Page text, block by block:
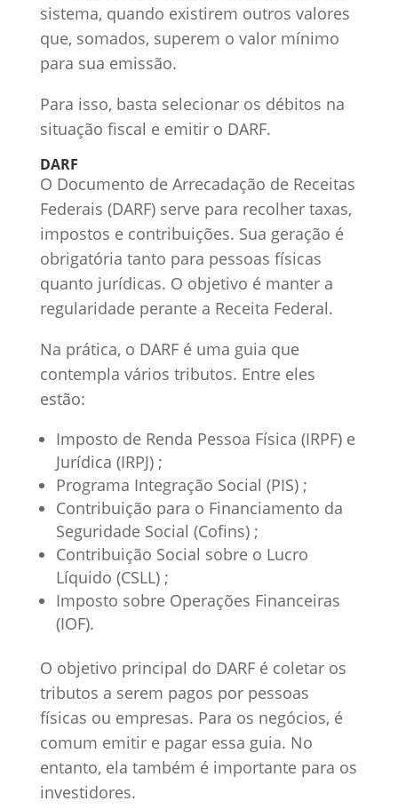
sistema, quando existirem outros valores
que, somados, superem o valor mínimo
para sua emissão.
Para isso, basta selecionar os débitos na
situação fiscal e emitir o DARF.
DARF
O Documento de Arrecadação de Receitas
Federais (DARF) serve para recolher taxas,
impostos e contribuições. Sua geração é
obrigatória tanto para pessoas físicas
quanto jurídicas. O objetivo é manter a
regularidade perante a Receita Federal.
Na prática, o DARF é uma guia que
contempla vários tributos. Entre eles
estão:
Imposto de Renda Pessoa Física (IRPF) e
Jurídica (IRPJ) ;
Programa Integração Social (PIS) ;
Contribuição para o Financiamento da
Seguridade Social (Cofins) ;
Contribuição Social sobre o Lucro
Líquido (CSLL) ;
Imposto sobre Operações Financeiras
(IOF).
O objetivo principal do DARF é coletar os
tributos a serem pagos por pessoas
físicas ou empresas. Para os negócios, é
comum emitir e pagar essa guia. No
entanto, ela também é importante para os
investidores.